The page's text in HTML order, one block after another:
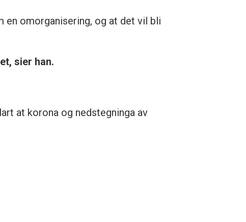
omorganisering, og at det vil bli
sier han.
at korona og nedstegninga av